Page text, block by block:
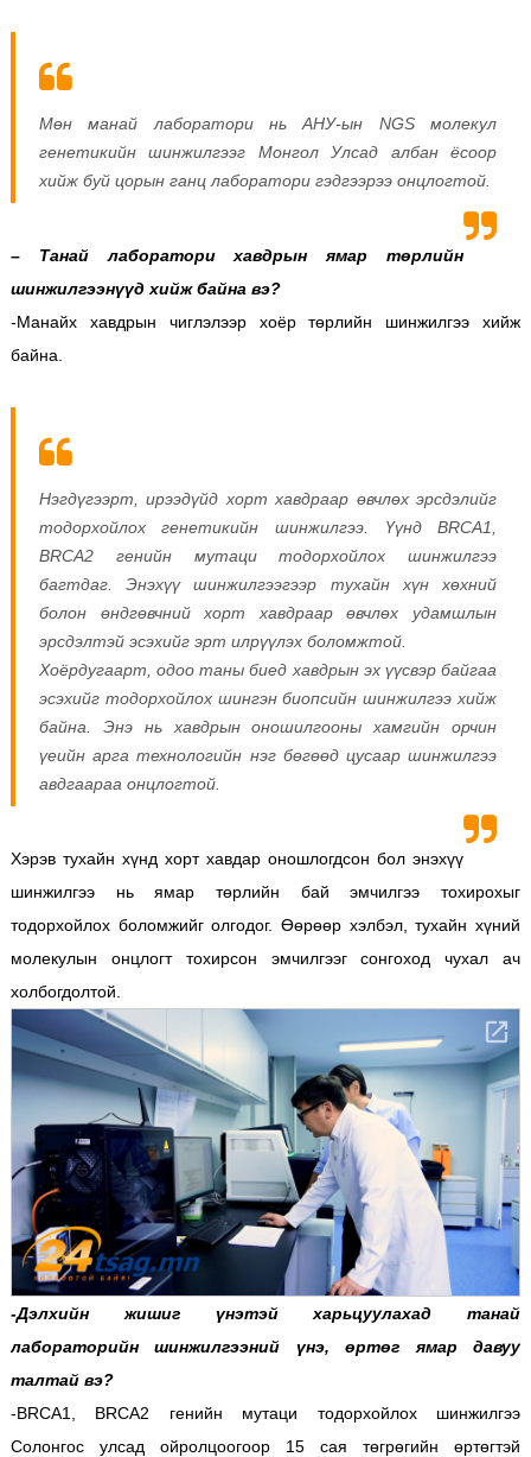
Мөн манай лаборатори нь АНУ-ын NGS молекул
генетикийн шинжилгээг Монгол Улсад албан ёсоор
хийж буй цорын ганц лаборатори гэдгээрээ онцлогтой.
– Танай лаборатори хавдрын ямар төрлийн
шинжилгээнүүд хийж байна вэ?
-Манайх хавдрын чиглэлээр хоёр төрлийн шинжилгээ хийж
байна.
Нэгдүгээрт, ирээдүйд хорт хавдраар өвчлөх эрсдэлийг
тодорхойлох генетикийн шинжилгээ. Үүнд BRCA1,
BRCA2 генийн мутаци тодорхойлох шинжилгээ
багтдаг. Энэхүү шинжилгээгээр тухайн хүн хөхний
болон өндгөвчний хорт хавдраар өвчлөх удамшлын
эрсдэлтэй эсэхийг эрт илрүүлэх боломжтой.
Хоёрдугаарт, одоо таны биед хавдрын эх үүсвэр байгаа
эсэхийг тодорхойлох шингэн биопсийн шинжилгээ хийж
байна. Энэ нь хавдрын оношилгооны хамгийн орчин
үеийн арга технологийн нэг бөгөөд цусаар шинжилгээ
авдгаараа онцлогтой.
Хэрэв тухайн хүнд хорт хавдар оношлогдсон бол энэхүү
шинжилгээ нь ямар төрлийн бай эмчилгээ тохирохыг
тодорхойлох боломжийг олгодог. Өөрөөр хэлбэл, тухайн хүний
молекулын онцлогт тохирсон эмчилгээг сонгоход чухал ач
холбогдолтой.
-Дэлхийн жишиг үнэтэй харьцуулахад танай
лабораторийн шинжилгээний үнэ, өртөг ямар давуу
талтай вэ?
-BRCA1, BRCA2 генийн мутаци тодорхойлох шинжилгээ
Солонгос улсад ойролцоогоор 15 сая төгрөгийн өртөгтэй